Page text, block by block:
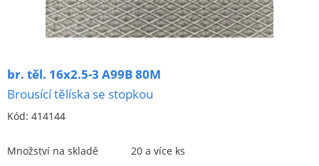
kuželová
ogivální
kulová
speciální
98A - ružový korund
br. těl. 16x2.5-3 A99B 80M
Brousící tělíska se stopkou
Kód: 414144
Množství na skladě
20 a více ks